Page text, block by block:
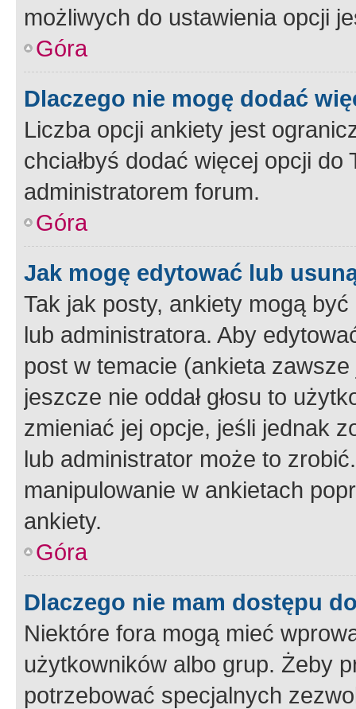
możliwych do ustawienia opcji
Góra
Dlaczego nie mogę dodać
Liczba opcji ankiety jest
chciałbyś dodać więcej opcji
administratorem forum.
Góra
Jak mogę edytować lub
Tak jak posty, ankiety mogą
lub administratora. Aby
post w temacie (ankieta
jeszcze nie oddał głosu to
zmieniać jej opcje, jeśli jednak
lub administrator może to
manipulowanie w ankietach
ankiety.
Góra
Dlaczego nie mam dostępu
Niektóre fora mogą mieć
użytkowników albo grup. Żeby
potrzebować specjalnych